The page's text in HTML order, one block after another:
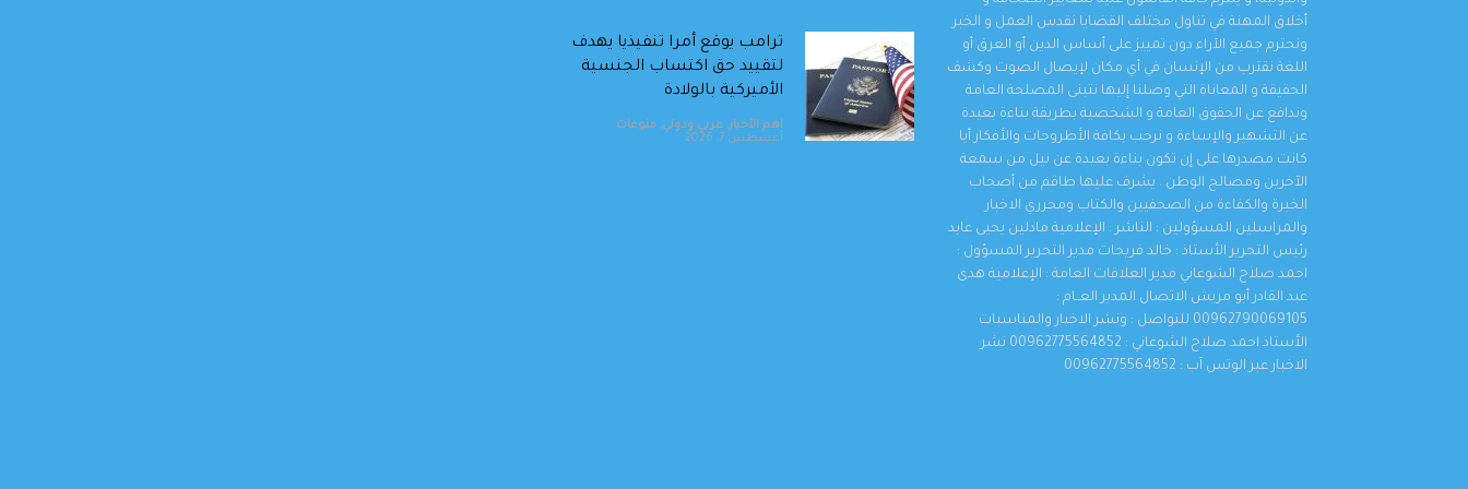
أخلاق المهنة في تناول مختلف القضايا نقدس العمل و الخبر
ونحترم جميع الآراء دون تمييز على أساس الدين أو العرق أو
اللغة نقترب من الإنسان في أي مكان لإيصال الصوت وكشف
الحقيقة و المعاناة التي وصلنا إليها نتبنى المصلحة العامة
وندافع عن الحقوق العامة و الشخصية بطريقة بناءة بعيدة
عن التشهير والإساءة و نرحب بكافة الأطروحات والأفكار أيا
كانت مصدرها على إن تكون بناءة بعيدة عن نيل من سمعة
الآخرين ومصالح الوطن . يشرف عليها طاقم من أصحاب
الخبرة والكفاءة من الصحفيين والكتاب ومحرري الاخبار
والمراسلين المسؤولين : الناشر : الإعلامية مادلين يحيى عابد
رئيس التحرير الأستاذ : خالد فريحات مدير التحرير المسؤول :
احمد صلاح الشوعاني مدير العلاقات العامة : الإعلامية هدى
عبد القادر أبو مريش الاتصال المدير العــام :
00962790069105 للتواصل : ونشر الاخبار والمناسبات
الأستاذ احمد صلاح الشوعاني : 00962775564852 نشر
الاخبار عبر الوتس آب : 00962775564852
ترامب يوقع أمرا تنفيذيا يهدف
لتقييد حق اكتساب الجنسية
الأميركية بالولادة
اهم الأخبار, عربي ودولي, منوعات
أغسطس 7, 2026